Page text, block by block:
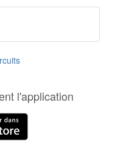
l'application